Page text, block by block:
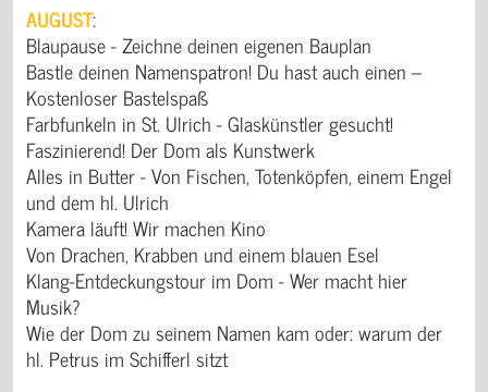
AUGUST:
Blaupause - Zeichne deinen eigenen Bauplan
Bastle deinen Namenspatron! Du hast auch einen –
Kostenloser Bastelspaß
Farbfunkeln in St. Ulrich - Glaskünstler gesucht!
Faszinierend! Der Dom als Kunstwerk
Alles in Butter - Von Fischen, Totenköpfen, einem Engel
und dem hl. Ulrich
Kamera läuft! Wir machen Kino
Von Drachen, Krabben und einem blauen Esel
Klang-Entdeckungstour im Dom - Wer macht hier
Musik?
Wie der Dom zu seinem Namen kam oder: warum der
hl. Petrus im Schifferl sitzt